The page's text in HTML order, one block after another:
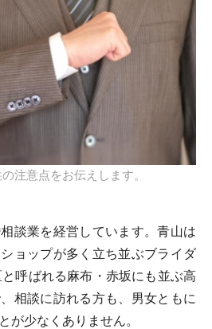
注意点をお伝えします。
談業を経営しています。青山は
ョップが多く立ち並ぶブライダ
呼ばれる麻布・赤坂にも並ぶ高
相談に訪れる方も、男女ともに
が少なくありません。